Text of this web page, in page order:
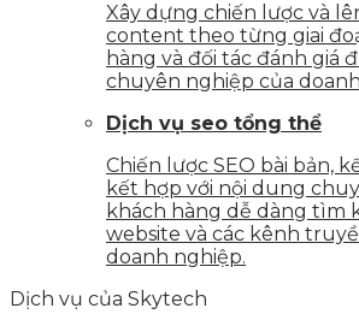
Xây dựng chiến lược và
content theo từng giai
hàng và đối tác đánh giá
chuyên nghiệp của
Dịch vụ seo tổng thể
Chiến lược SEO bài bản,
kết hợp với nội dung
khách hàng dễ dàng tìm
website và các kênh
doanh nghiệp.
Dịch vụ của Skytech